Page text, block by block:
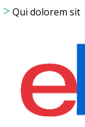
> Qui dolorem sit